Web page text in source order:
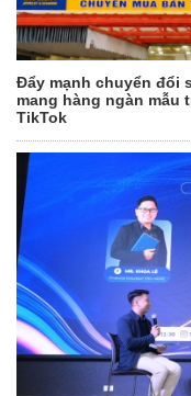
Đẩy mạnh chuyển đổi
mang hàng ngàn mẫu
TikTok